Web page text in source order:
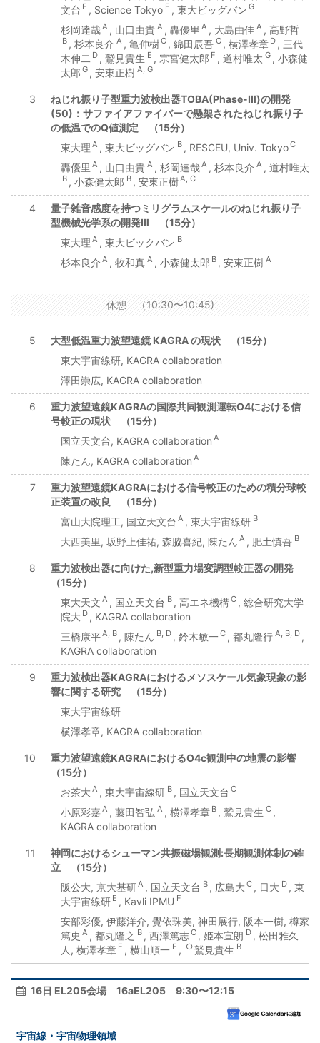
文台 E , Science Tokyo F , 東大ビッグバン G
杉岡達哉A , 山口由貴 A , 轟優里 A , 大島由佳 A , 高野哲
B , 杉本良介 A , 亀伸樹C , 綿田辰吾 C , 横澤孝章 D , 三代
木伸二 D , 鷲見貴生 E , 宗宮健太郎 F , 道村唯太 G , 小森健
太郎 G , 安東正樹 A, G
3
ねじれ振り子型重力波検出器TOBA(Phase-Ⅲ)の開発
(50)：サファイアファイバーで懸架されたねじれ振り子
の低温でのQ値測定 （15分）
東大理 A , 東大ビッグバン B , RESCEU, Univ. TokyoC
轟優里 A , 山口由貴 A , 杉岡達哉A , 杉本良介 A , 道村唯太
B , 小森健太郎 B , 安東正樹A, C
4
量子雑音感度を持つミリグラムスケールのねじれ振り子
型機械光学系の開発Ⅲ （15分）
東大理 A , 東大ビックバン B
杉本良介 A , 牧和真 A , 小森健太郎 B , 安東正樹 A
休憩 （10:30〜10:45)
5
大型低温重力波望遠鏡 KAGRA の現状 （15分）
東大宇宙線研, KAGRA collaboration
澤田崇広, KAGRA collaboration
6
重力波望遠鏡KAGRAの国際共同観測運転O4における信
号較正の現状 （15分）
国立天文台, KAGRA collaboration A
陳たん, KAGRA collaboration A
7
重力波望遠鏡KAGRAにおける信号較正のための積分球較
正装置の改良 （15分）
富山大院理工, 国立天文台 A , 東大宇宙線研 B
大西美里, 坂野上佳祐, 森脇喜紀, 陳たん A , 肥土慎吾 B
8
重力波検出器に向けた,新型重力場変調型較正器の開発
（15分）
東大天文 A , 国立天文台 B , 高エネ機構C , 総合研究大学
院大 D , KAGRA collaboration
三橋康平A, B , 陳たん B, D , 鈴木敏一C , 都丸隆行 A, B, D ,
KAGRA collaboration
9
重力波検出器KAGRAにおけるメソスケール気象現象の影
響に関する研究 （15分）
東大宇宙線研
横澤孝章, KAGRA collaboration
10
重力波望遠鏡KAGRAにおけるO4c観測中の地震の影響
（15分）
お茶大 A , 東大宇宙線研 B , 国立天文台 C
小原彩嘉A , 藤田智弘 A , 横澤孝章 B , 鷲見貴生 C ,
KAGRA collaboration
11
神岡におけるシューマン共振磁場観測:長期観測体制の確
立 （15分）
阪公大, 京大基研A , 国立天文台 B , 広島大 C , 日大 D , 東
大宇宙線研 E , Kavli IPMU F
安部彩優, 伊藤洋介, 覺依珠美, 神田展行, 阪本一樹, 樽家
篤史 A , 都丸隆之 B , 西澤篤志C , 姫本宣朗 D , 松田雅久
人, 横澤孝章 E , 横山順一 F , ○鷲見貴生 B
16日 EL205会場 16aEL205 9:30〜12:15
宇宙線・宇宙物理領域